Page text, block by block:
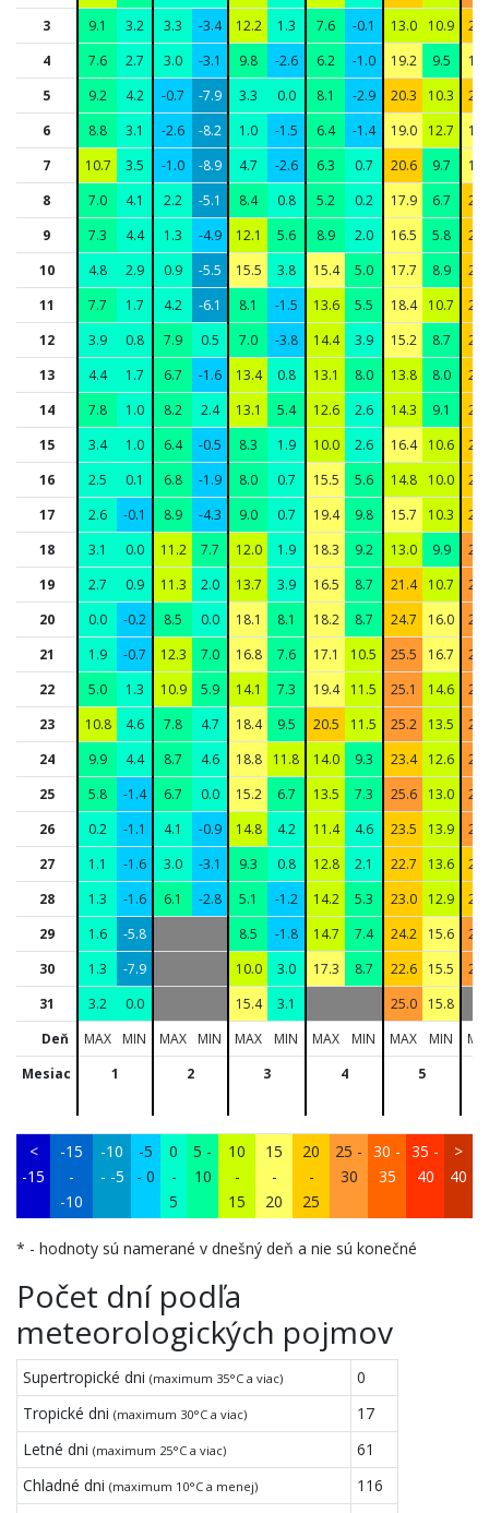
3
9.1 3.2 3.3 -3.4 12.2 1.3 7.6 -0.1 13.0 10.9
4
7.6 2.7 3.0 -3.1 9.8 -2.6 6.2 -1.0 19.2 9.5
5
9.2 4.2 -0.7 -7.9 3.3 0.0 8.1 -2.9 20.3 10.3
6
8.8 3.1 -2.6 -8.2 1.0 -1.5 6.4 -1.4 19.0 12.7
7
10.7 3.5 -1.0 -8.9 4.7 -2.6 6.3 0.7 20.6 9.7
8
7.0 4.1 2.2 -5.1 8.4 0.8 5.2 0.2 17.9 6.7
9
7.3 4.4 1.3 -4.9 12.1 5.6 8.9 2.0 16.5 5.8
10
4.8 2.9 0.9 -5.5 15.5 3.8 15.4 5.0 17.7 8.9
11
7.7 1.7 4.2 -6.1 8.1 -1.5 13.6 5.5 18.4 10.7
12
3.9 0.8 7.9 0.5 7.0 -3.8 14.4 3.9 15.2 8.7
13
4.4 1.7 6.7 -1.6 13.4 0.8 13.1 8.0 13.8 8.0
14
7.8 1.0 8.2 2.4 13.1 5.4 12.6 2.6 14.3 9.1
15
3.4 1.0 6.4 -0.5 8.3 1.9 10.0 2.6 16.4 10.6
16
2.5 0.1 6.8 -1.9 8.0 0.7 15.5 5.6 14.8 10.0
17
2.6 -0.1 8.9 -4.3 9.0 0.7 19.4 9.8 15.7 10.3
18
3.1 0.0 11.2 7.7 12.0 1.9 18.3 9.2 13.0 9.9
19
2.7 0.9 11.3 2.0 13.7 3.9 16.5 8.7 21.4 10.7
20
0.0 -0.2 8.5 0.0 18.1 8.1 18.2 8.7 24.7 16.0
21
1.9 -0.7 12.3 7.0 16.8 7.6 17.1 10.5 25.5 16.7
22
5.0 1.3 10.9 5.9 14.1 7.3 19.4 11.5 25.1 14.6
23
10.8 4.6 7.8 4.7 18.4 9.5 20.5 11.5 25.2 13.5
24
9.9 4.4 8.7 4.6 18.8 11.8 14.0 9.3 23.4 12.6
25
5.8 -1.4 6.7 0.0 15.2 6.7 13.5 7.3 25.6 13.0
26
0.2 -1.1 4.1 -0.9 14.8 4.2 11.4 4.6 23.5 13.9
27
1.1 -1.6 3.0 -3.1 9.3 0.8 12.8 2.1 22.7 13.6
28
1.3 -1.6 6.1 -2.8 5.1 -1.2 14.2 5.3 23.0 12.9
29
1.6 -5.8 8.5 -1.8 14.7 7.4 24.2 15.6
30
1.3 -7.9 10.0 3.0 17.3 8.7 22.6 15.5
31
3.2 0.0 15.4 3.1 25.0
15.8
Deň
MAX MIN MAX MIN MAX MIN MAX MIN MAX MIN
Mesiac
1 2 3 4 5
<
-15
-15
-
-10
-10
- -5
-5
- 0
0
-
5
5 -
10
10
-
15
15
-
20
20
-
25
25 -
30
30 -
35
35 -
40
>
40
* - hodnoty sú namerané v dnešný deň a nie sú konečné
Počet dní podľa
meteorologických pojmov
Supertropické dni (maximum 35°C a viac)
0
Tropické dni (maximum 30°C a viac)
17
Letné dni (maximum 25°C a viac)
61
Chladné dni (maximum 10°C a menej)
116